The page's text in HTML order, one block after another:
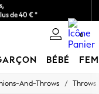
0
BÉBÉ
And-Throws / Throws